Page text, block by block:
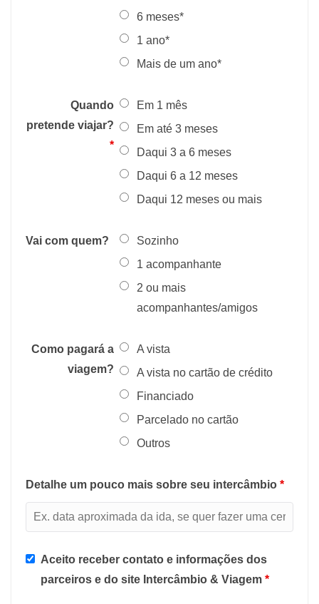
6 meses*
1 ano*
Mais de um ano*
Quando
pretende viajar?
*
Em 1 mês
Em até 3 meses
Daqui 3 a 6 meses
Daqui 6 a 12 meses
Daqui 12 meses ou mais
Vai com quem?
Sozinho
1 acompanhante
2 ou mais
acompanhantes/amigos
Como pagará a
viagem?
A vista
A vista no cartão de crédito
Financiado
Parcelado no cartão
Outros
Detalhe um pouco mais sobre seu intercâmbio *
Aceito receber contato e informações dos
parceiros e do site Intercâmbio & Viagem *